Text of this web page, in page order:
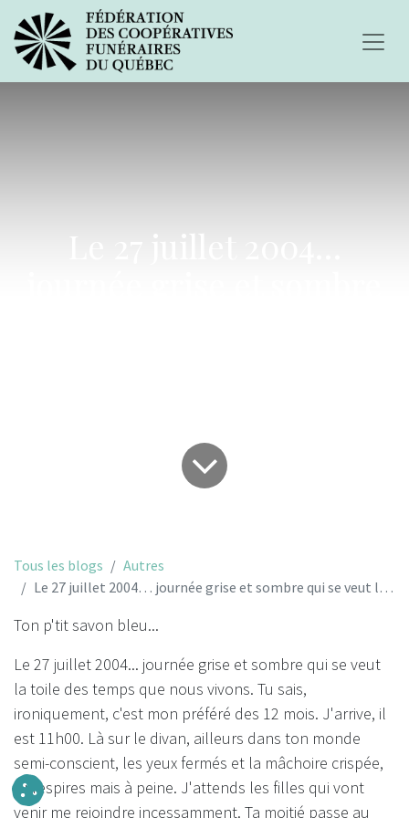
Tous les blogs
Autres
Le 27 juillet 2004… journée grise et sombre qui se veut la toile des temps que nous vivons...
Ton p'tit savon bleu...
Le 27 juillet 2004... journée grise et sombre qui se veut
la toile des temps que nous vivons. Tu sais,
ironiquement, c'est mon préféré des 12 mois. J'arrive, il
est 11h00. Là sur le divan, ailleurs dans ton monde
semi-conscient, les yeux fermés et la mâchoire crispée,
tu respires mais à peine. J'attends les filles qui vont
venir me rejoindre incessamment. Ta moitié passe au